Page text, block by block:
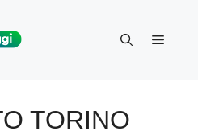
Menu
TORINO